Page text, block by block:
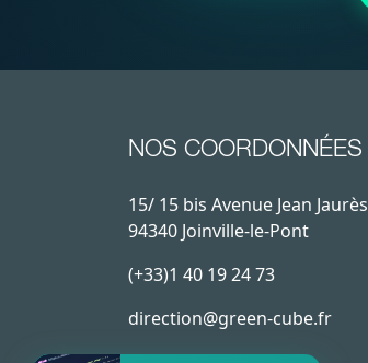
NOS COORDONNÉES
15/ 15 bis Avenue Jean Jaurès
94340 Joinville-le-Pont
(+33)1 40 19 24 73
direction@green-cube.fr